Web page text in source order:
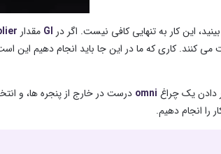
این کار به تنهایی کافی نیست. اگر در GI مقدار
می کنند. کاری که ما در این جا باید انجام دهیم این
دادن یک چراغ omni درست در خارج از پنجره ها، و
را انجام دهیم.